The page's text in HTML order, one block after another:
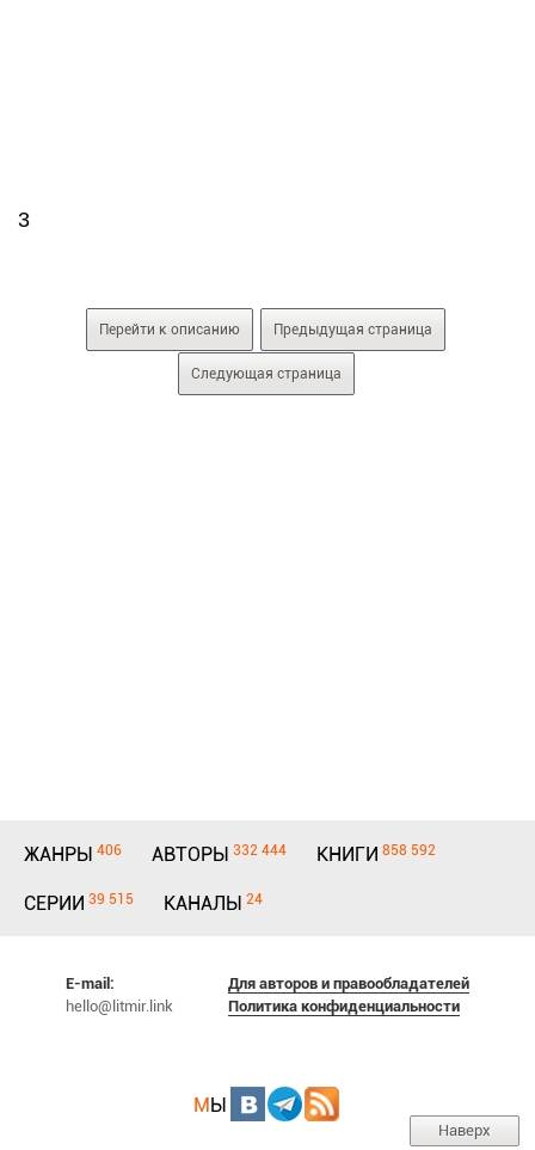
3
Перейти к описанию Предыдущая страница
Следующая страница
ЖАНРЫ 406 АВТОРЫ 332 444 КНИГИ 858 592
СЕРИИ 39 515 КАНАЛЫ 24
E-mail:
hello@litmir.link
Для авторов и правообладателей
Политика конфиденциальности
МЫ
Наверх